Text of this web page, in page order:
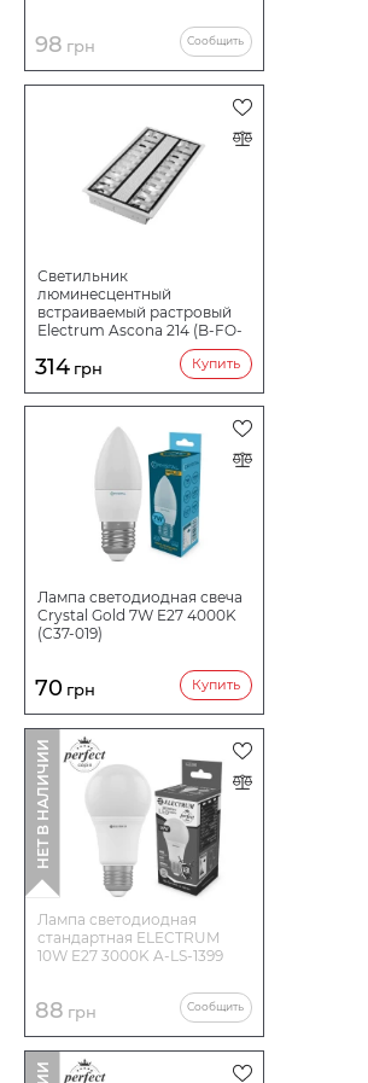
98 грн Сообщить
Светильник
люминесцентный
встраиваемый растровый
Electrum Ascona 214 (B-FO-
314 грн Купить
Лампа светодиодная свеча
Crystal Gold 7W E27 4000K
(C37-019)
70 грн Купить
Лампа светодиодная
стандартная ELECTRUM
10W E27 3000K A-LS-1399
88 грн Сообщить
НЕТ В НАЛИЧИИ